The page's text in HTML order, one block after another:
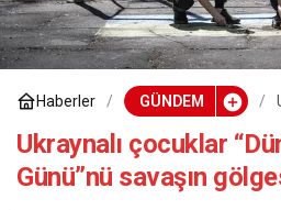
Haberler GÜNDEM
Ukraynalı çocuklar
Günü”nü savaşın